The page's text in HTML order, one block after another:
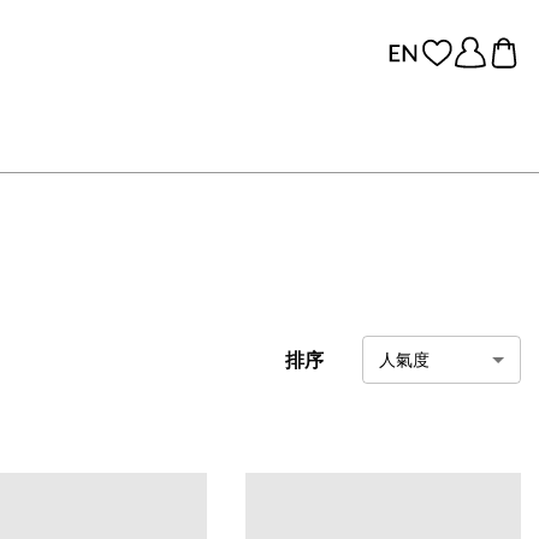
排序 人氣度